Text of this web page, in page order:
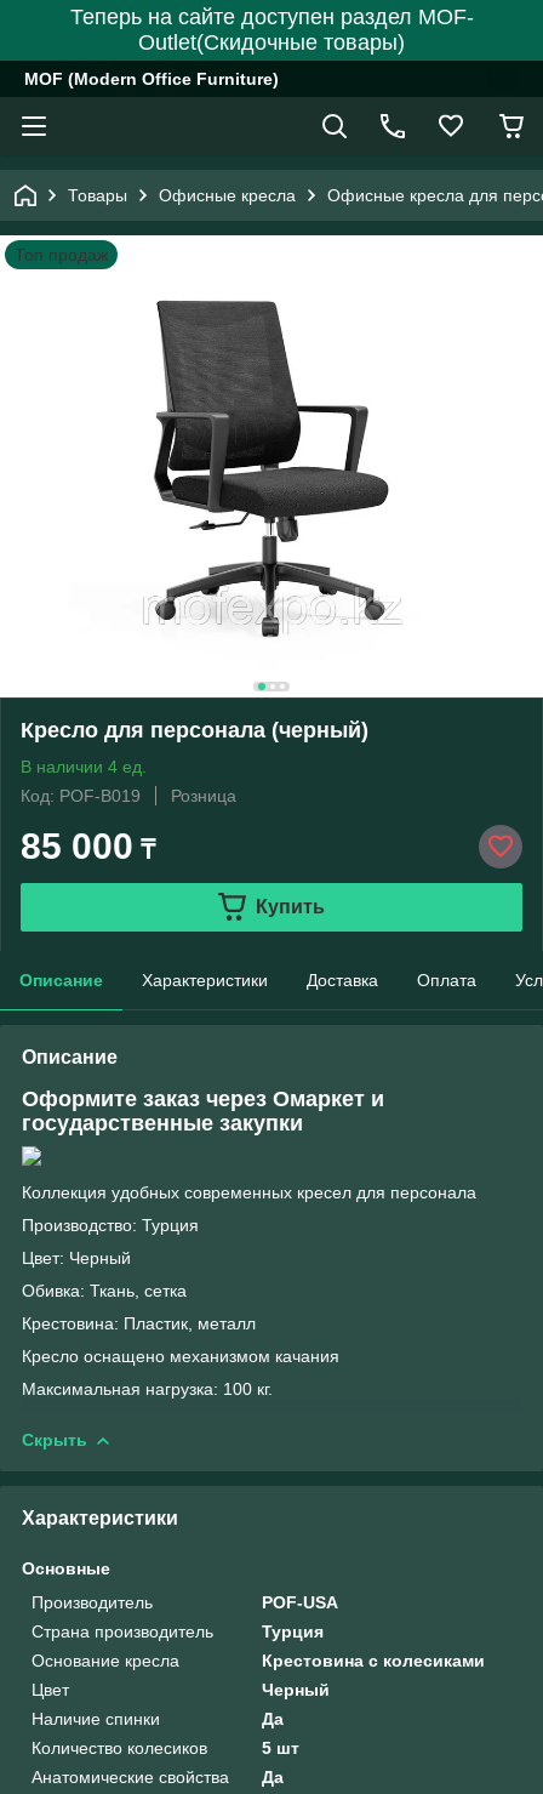
Теперь на сайте доступен раздел MOF-
Outlet(Скидочные товары)
MOF (Modern Office Furniture)
Товары Офисные кресла Офисные кресла для
Топ продаж
Кресло для персонала (черный)
В наличии 4 ед.
Код: POF-B019
Розница
85 000 ₸
Купить
Описание Характеристики Доставка Оплата
Описание
Оформите заказ через Омаркет и
государственные закупки
Коллекция удобных современных кресел для персонала
Производство: Турция
Цвет: Черный
Обивка: Ткань, сетка
Крестовина: Пластик, металл
Кресло оснащено механизмом качания
Максимальная нагрузка: 100 кг.
Скрыть
Характеристики
Основные
Производитель
POF-USA
Страна производитель
Турция
Основание кресла
Крестовина с колесиками
Цвет
Черный
Наличие спинки
Да
Количество колесиков
5 шт
Анатомические свойства
Да